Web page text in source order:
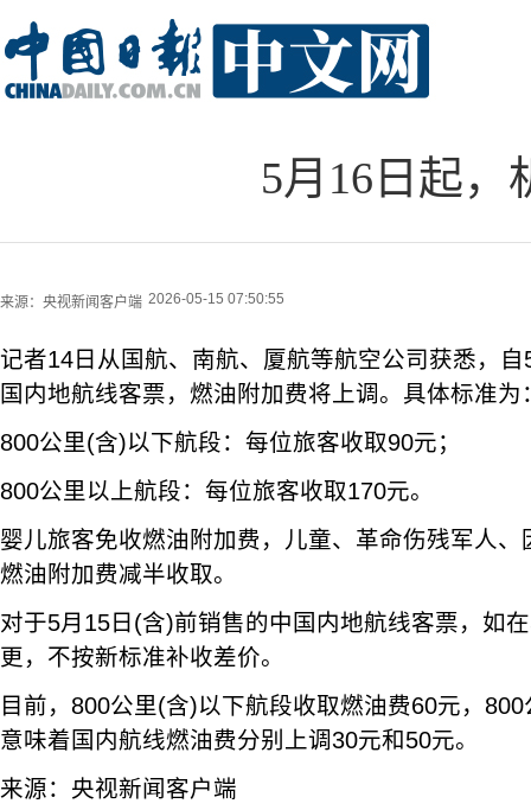
5月16日起，
来源： 央视新闻客户端 2026-05-15 07:50:55
记者14日从国航、南航、厦航等航空公司获悉，
国内地航线客票，燃油附加费将上调。具体标准为
800公里(含)以下航段‌：每位旅客收取‌90元‌；
‌800公里以上航段‌：每位旅客收取‌170元‌。
婴儿旅客免收燃油附加费，儿童、革命伤残军人
燃油附加费减半收取。
对于5月15日(含)前销售的中国内地航线客票，如
更，不按新标准补收差价。
目前，800公里(含)以下航段收取燃油费60元，
意味着国内航线燃油费分别上调30元和50元。
来源：央视新闻客户端